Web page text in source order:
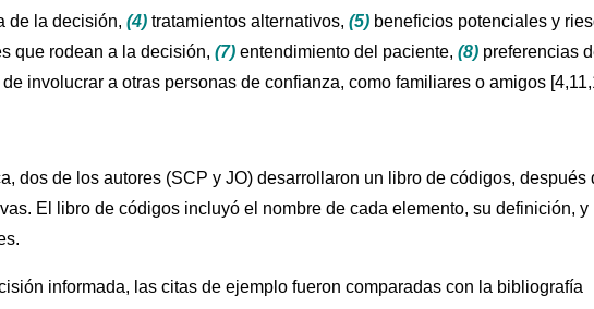
de la decisión, (4) tratamientos alternativos, (5) beneficios potenciales y
que rodean a la decisión, (7) entendimiento del paciente, (8) preferencias
involucrar a otras personas de confianza, como familiares o amigos
dos de los autores (SCP y JO) desarrollaron un libro de códigos, después
El libro de códigos incluyó el nombre de cada elemento, su definición, y
informada, las citas de ejemplo fueron comparadas con la bibliografía